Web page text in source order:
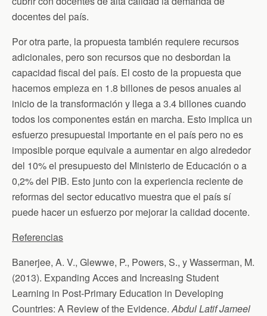
docentes del país.
Por otra parte, la propuesta también requiere recursos
adicionales, pero son recursos que no desbordan la
capacidad fiscal del país. El costo de la propuesta que
hacemos empieza en 1.8 billones de pesos anuales al
inicio de la transformación y llega a 3.4 billones cuando
todos los componentes están en marcha. Esto implica un
esfuerzo presupuestal importante en el país pero no es
imposible porque equivale a aumentar en algo alrededor
del 10% el presupuesto del Ministerio de Educación o a
0,2% del PIB. Esto junto con la experiencia reciente de
reformas del sector educativo muestra que el país sí
puede hacer un esfuerzo por mejorar la calidad docente.
Referencias
Banerjee, A. V., Glewwe, P., Powers, S., y Wasserman, M.
(2013). Expanding Acces and Increasing Student
Learning in Post-Primary Education in Developing
Countries: A Review of the Evidence.Abdul Latif Jameel